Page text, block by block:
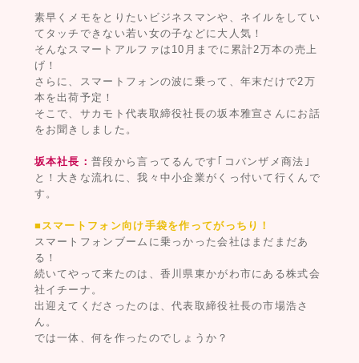
素早くメモをとりたいビジネスマンや、ネイルをしてい
てタッチできない若い女の子などに大人気！
そんなスマートアルファは10月までに累計2万本の売上
げ！
さらに、スマートフォンの波に乗って、年末だけで2万
本を出荷予定！
そこで、サカモト代表取締役社長の坂本雅宣さんにお話
をお聞きしました。
坂本社長：普段から言ってるんです｢コバンザメ商法｣
と！大きな流れに、我々中小企業がくっ付いて行くんで
す。
■スマートフォン向け手袋を作ってがっちり！
スマートフォンブームに乗っかった会社はまだまだあ
る！
続いてやって来たのは、香川県東かがわ市にある株式会
社イチーナ。
出迎えてくださったのは、代表取締役社長の市場浩さ
ん。
では一体、何を作ったのでしょうか？